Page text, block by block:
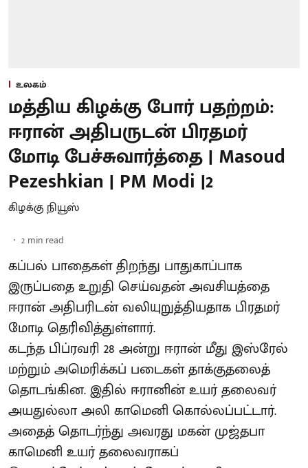
உலகம்
மத்திய கிழக்கு போர் பதற்றம்:
ஈரான் அதிபருடன் பிரதமர்
மோடி பேச்சுவார்த்தை | Masoud
Pezeshkian | PM Modi |2
கிழக்கு நியூஸ்
2 min read
கப்பல் பாதைகள் திறந்து பாதுகாப்பாக
இருப்பதை உறுதி செய்வதன் அவசியத்தை
ஈரான் அதிபரிடன் வலியுறுத்தியதாக பிரதமர்
மோடி தெரிவித்துள்ளார்.
கடந்த பிப்ரவரி 28 அன்று ஈரான் மீது இஸ்ரேல்
மற்றும் அமெரிக்கப் படைகள் தாக்குதலைத்
தொடங்கின. இதில் ஈரானின் உயர் தலைவர்
அயதுல்லா அலி காமெனி கொல்லப்பட்டார்.
அதைத் தொடர்ந்து அவரது மகன் முஜ்தபா
காமெனி உயர் தலைவராகப்